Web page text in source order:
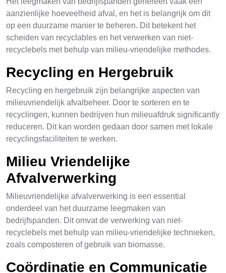
aanzienlijke hoeveelheid afval, en het is belangrijk om dit
op een duurzame manier te beheren. Dit betekent het
scheiden van recyclables en het verwerken van niet-
recyclebels met behulp van milieu-vriendelijke methodes.
Recycling en Hergebruik
Recycling en hergebruik zijn belangrijke aspecten van
milieuvriendelijk afvalbeheer. Door te sorteren en te
recyclingen, kunnen bedrijven hun milieuafdruk significantly
reduceren. Dit kan worden gedaan door samen met lokale
recyclingsfaciliteiten te werken.
Milieu Vriendelijke
Afvalverwerking
Milieuvriendelijke afvalverwerking is een essential
onderdeel van het duurzame leegmaken van
bedrijfspanden. Dit omvat de verwerking van niet-
recyclebels met behulp van milieu-vriendelijke technieken,
zoals composteren of gebruik van biomasse.
Coördinatie en Communicatie